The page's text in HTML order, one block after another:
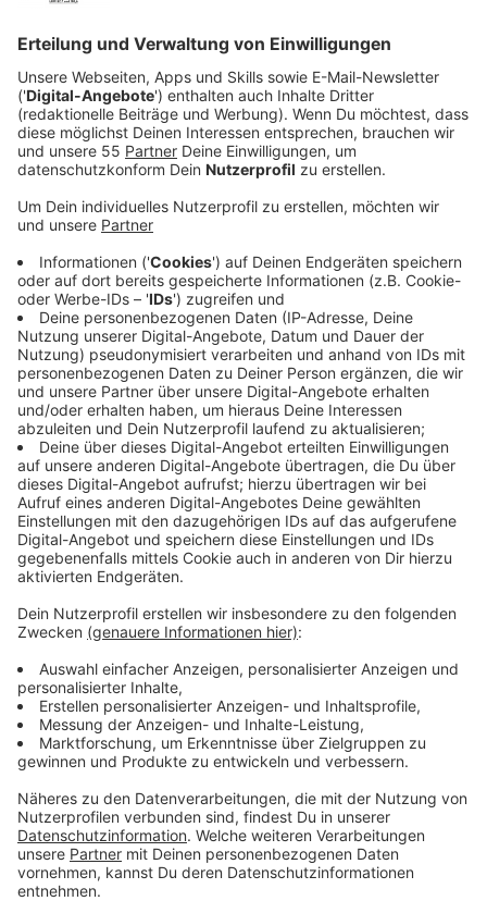
Amerika eine der einflussreichsten Frauen der
Welt und hat sogar vor, als Präsidentin der USA zu
kandidieren. Fred ist zwar ein durchaus
talentierter Journalist mit einem leichten Hang
zum Chaos, doch Charlotte ist als intelligente,
gebildete und versierte Frau das komplette
Gegenteil von ihm. Obwohl die beiden bis auf ihre
Vergangenheit nichts miteinander verbindet, stellt
Charlotte ihn kurzerhand als ihren Redenschreiber
ein. In ihrem Team, das nur aus den Besten der
Besten ihrer Zunft besteht, ist er somit ein
Frischling. Doch Fred hat ganz andere Probleme:
Wie kann er es als ausgewiesener Nerd schaffen,
eine so unglaublich elegante Frau zu
beeindrucken? Und ist es überhaupt so eine gute
Idee, ein Verhältnis mit Charlotte anzufangen?
Veröffentlicht:Dienstag, 18.06.2019 14:36
Anzeige
©Copyright StudioCanal
Wie schafft es Fred nur das Herz von Charlotte zu
erobern?
Anzeige
Wir benötigen Ihre
Zustimmung, um den YouTube